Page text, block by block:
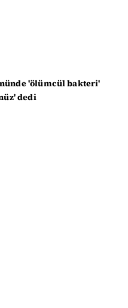
'ölümcül bakteri'
dedi